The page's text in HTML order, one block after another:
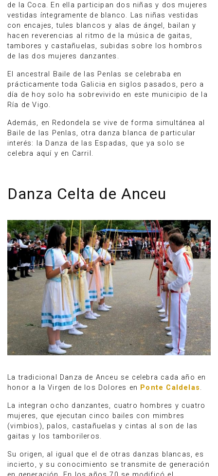
de la Coca. En ella participan dos niñas y dos mujeres
vestidas íntegramente de blanco. Las niñas vestidas
con encajes, tules blancos y alas de ángel, bailan y
hacen reverencias al ritmo de la música de gaitas,
tambores y castañuelas, subidas sobre los hombros
de las dos mujeres danzantes.
El ancestral Baile de las Penlas se celebraba en
prácticamente toda Galicia en siglos pasados, pero a
día de hoy solo ha sobrevivido en este municipio de la
Ría de Vigo.
Además, en Redondela se vive de forma simultánea al
Baile de las Penlas, otra danza blanca de particular
interés: la Danza de las Espadas, que ya solo se
celebra aquí y en Carril.
Danza Celta de Anceu
La tradicional Danza de Anceu se celebra cada año en
honor a la Virgen de los Dolores en Ponte Caldelas.
La integran ocho danzantes, cuatro hombres y cuatro
mujeres, que ejecutan cinco bailes con mimbres
(vimbios), palos, castañuelas y cintas al son de las
gaitas y los tamborileros.
Su origen, al igual que el de otras danzas blancas, es
incierto, y su conocimiento se transmite de generación